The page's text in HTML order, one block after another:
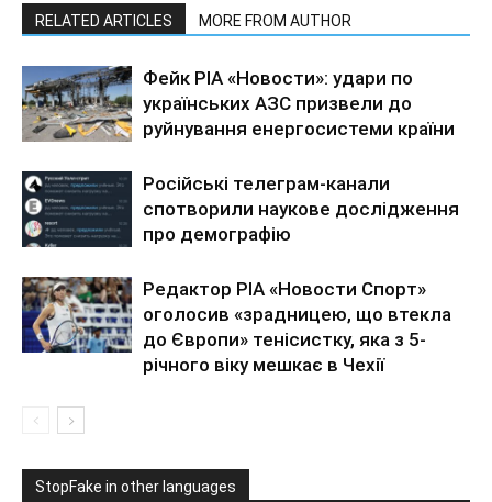
RELATED ARTICLES MORE FROM AUTHOR
Фейк РІА «Новости»: удари по
українських АЗС призвели до
руйнування енергосистеми країни
Російські телеграм-канали
спотворили наукове дослідження
про демографію
Редактор РІА «Новости Спорт»
оголосив «зрадницею, що втекла
до Європи» тенісистку, яка з 5-
річного віку мешкає в Чехії
StopFake in other languages